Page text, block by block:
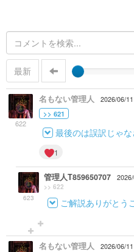
最新
622
名もない管理人 2026/06/
>> 621
最後のは誤訳じゃ
1
623
管理人T859650707
>> 622
ご解説ありがとう
名もない管理人 2026/06/